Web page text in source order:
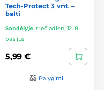
Tech-Protect 3 vnt. –
balti
Sandėlyje, trečiadienį 12. 8.
pas jus
5,99 €
Palyginti